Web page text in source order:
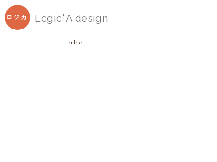
ロジカ Logic+A design
about